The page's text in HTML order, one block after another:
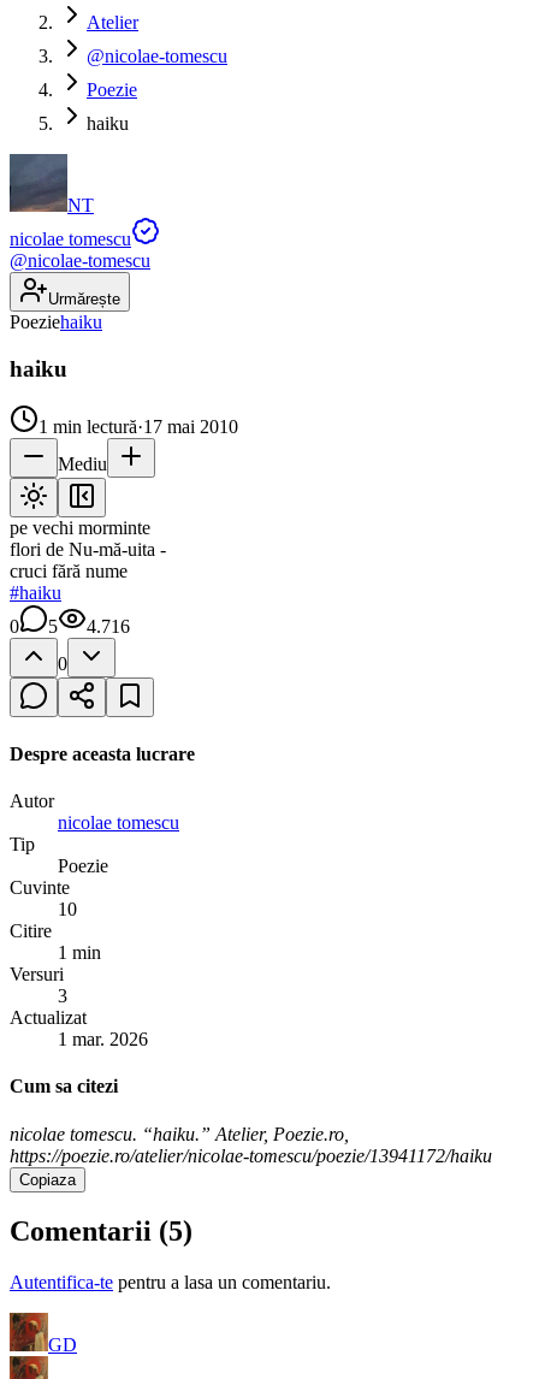
Atelier
@nicolae-tomescu
Poezie
haiku
NT
nicolae tomescu
@nicolae-tomescu
Urmărește
Poeziehaiku
haiku
1 min lectură·17 mai 2010
Mediu
pe vechi morminte
flori de Nu-mă-uita -
cruci fără nume
#haiku
0
5
4.716
0
Despre aceasta lucrare
Autor
nicolae tomescu
Tip
Poezie
Cuvinte
10
Citire
1 min
Versuri
3
Actualizat
1 mar. 2026
Cum sa citezi
nicolae tomescu. “haiku.” Atelier, Poezie.ro,
https://poezie.ro/atelier/nicolae-tomescu/poezie/13941172/haiku
Copiaza
Comentarii (5)
Autentifica-te pentru a lasa un comentariu.
GD